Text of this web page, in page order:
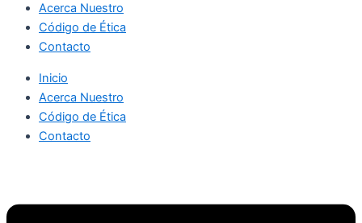
Acerca Nuestro
Código de Ética
Contacto
Inicio
Acerca Nuestro
Código de Ética
Contacto